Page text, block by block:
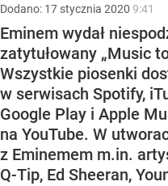
Dodano: 17 stycznia 2020 9:41
Eminem wydał
zatytułowany „Music
Wszystkie piosenki
w serwisach Spotify,
Google Play i Apple
na YouTube. W
z Eminemem m.in.
Q-Tip, Ed Sheeran,